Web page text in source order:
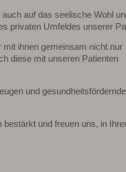
auf das seelische Wohl
privaten Umfeldes unserer
ihnen gemeinsam nicht nur
diese mit unseren Patienten
und gesundheitsfördernde
und freuen uns, in